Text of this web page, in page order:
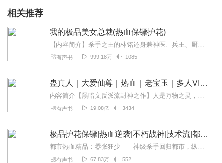
相关推荐
我的极品美女总裁(热血保镖护花)
【内容简介】杀手之王的林铭还身兼神医、兵王、厨神等多个身份，他回归了都市和未婚妻见面，却不料，未婚妻死也不承认他的身份。【作者简介】一道虚光：他笔下的作品，以节...
有声书 999.18万 1085
蛊真人｜大爱仙尊｜热血｜老宝玉｜多人VIP免费有声剧
内容简介【黑暗文反派流封神之作】人是万物之灵，蛊是天地真精。一个穿越者不断重生的故事。一个养蛊、炼蛊、用蛊的奇特世界。配音组（男角色）老宝玉旁白...
有声书 19.08亿 3434
极品护花保镖|热血逆袭|不朽战神|技术流|都市特工
都市热血精品：嚣张狂少——神级杀手回归都市，纵横都市，走上人生巅峰！作品介绍：你是医生？你是司机？你是杀手？你是。。。。？“不，不，老子是神，要收尽天下极品。”...
有声书 67.83万 552